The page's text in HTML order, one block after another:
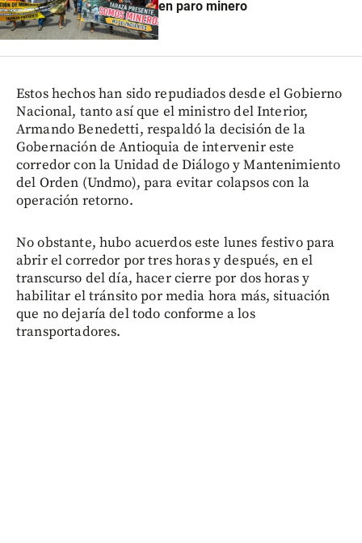
en paro minero
Estos hechos han sido repudiados desde el Gobierno
Nacional, tanto así que el ministro del Interior,
Armando Benedetti, respaldó la decisión de la
Gobernación de Antioquia de intervenir este
corredor con la Unidad de Diálogo y Mantenimiento
del Orden (Undmo), para evitar colapsos con la
operación retorno.
No obstante, hubo acuerdos este lunes festivo para
abrir el corredor por tres horas y después, en el
transcurso del día, hacer cierre por dos horas y
habilitar el tránsito por media hora más, situación
que no dejaría del todo conforme a los
transportadores.